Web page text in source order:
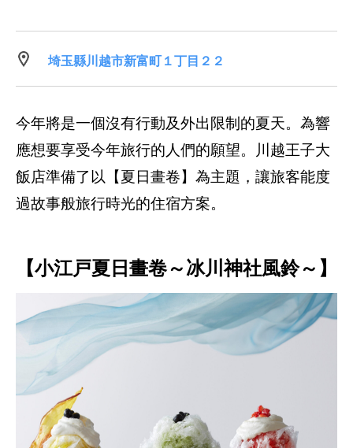
埼玉縣川越市新富町１丁目２２
今年將是一個沒有行動及外出限制的夏天。為響
應想要享受今年旅行的人們的願望。川越王子大
飯店準備了以【夏日畫卷】為主題，讓旅客能度
過故事般旅行時光的住宿方案。
【小江戸夏日畫卷～冰川神社風鈴～】